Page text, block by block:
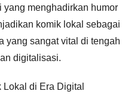
menghadirkan humor
komik lokal sebagai
yang sangat vital di tengah
digitalisasi.
Lokal di Era Digital